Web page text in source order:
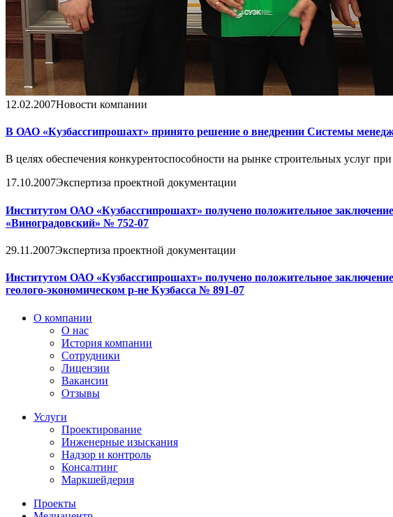
12.02.2007Новости компании
В ОАО «Кузбассгипрошахт» принято решение о внедрении Системы
В целях обеспечения конкурентоспособности на рынке строительных услуг
17.10.2007Экспертиза проектной документации
Институтом ОАО «Кузбассгипрошахт» получено положительное
«Виноградовский» № 752-07
29.11.2007Экспертиза проектной документации
Институтом ОАО «Кузбассгипрошахт» получено положительное
геолого-экономическом р-не Кузбасса № 891-07
О компании
О нас
История компании
Сотрудники
Лицензии
Вакансии
Отзывы
Услуги
Проектирование
Инженерные изыскания
Надзор и контроль
Консалтинг
Маркшейдерия
Проекты